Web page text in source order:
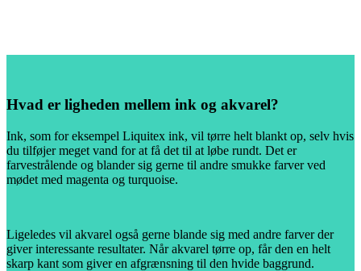
Hvad er ligheden mellem ink og akvarel?
Ink, som for eksempel Liquitex ink, vil tørre helt blankt op, selv hvis
du tilføjer meget vand for at få det til at løbe rundt. Det er
farvestrålende og blander sig gerne til andre smukke farver ved
mødet med magenta og turquoise.
Ligeledes vil akvarel også gerne blande sig med andre farver der
giver interessante resultater. Når akvarel tørre op, får den en helt
skarp kant som giver en afgrænsning til den hvide baggrund.